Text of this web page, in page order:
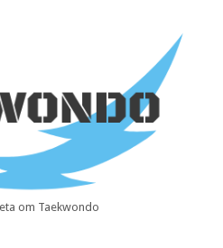
om Taekwondo